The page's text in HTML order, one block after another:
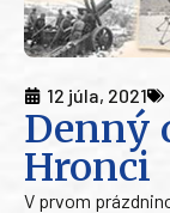
12 júla, 2021
Denný
Hronci
V prvom